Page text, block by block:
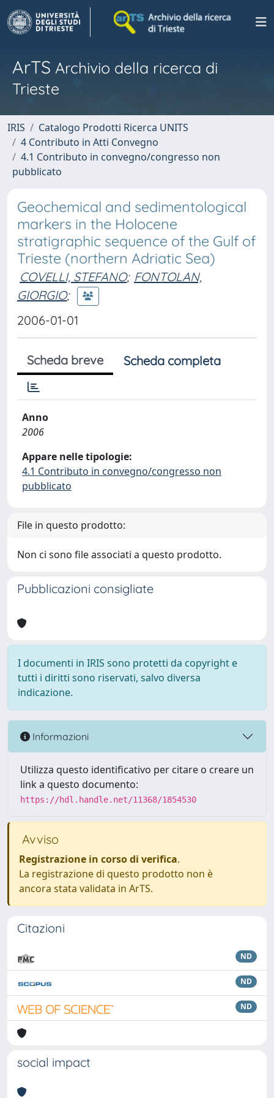
ArTS Archivio della ricerca di
Trieste
IRIS
Catalogo Prodotti Ricerca UNITS
4 Contributo in Atti Convegno
4.1 Contributo in convegno/congresso non
pubblicato
Geochemical and sedimentological
markers in the Holocene
stratigraphic sequence of the Gulf of
Trieste (northern Adriatic Sea)
COVELLI, STEFANO; FONTOLAN,
GIORGIO;
2006-01-01
Scheda breve Scheda completa
Anno
2006
Appare nelle tipologie:
4.1 Contributo in convegno/congresso non
pubblicato
File in questo prodotto:
Non ci sono file associati a questo prodotto.
Pubblicazioni consigliate
I documenti in IRIS sono protetti da copyright e
tutti i diritti sono riservati, salvo diversa
indicazione.
Informazioni
Utilizza questo identificativo per citare o creare un
link a questo documento:
https://hdl.handle.net/11368/1854530
Avviso
Registrazione in corso di verifica.
La registrazione di questo prodotto non è
ancora stata validata in ArTS.
Citazioni
ND
ND
ND
social impact